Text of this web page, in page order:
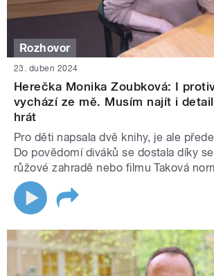
Rozhovor
23. duben 2024
Herečka Monika Zoubková: I
vychází ze mě. Musím najít i
hrát
Pro děti napsala dvě knihy, je ale
Do povědomí diváků se dostala díky
růžové zahradě nebo filmu Taková